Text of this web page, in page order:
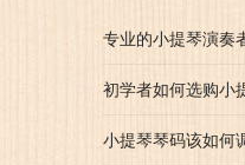
专业的小提琴演奏
初学者如何选购小
小提琴琴码该如何